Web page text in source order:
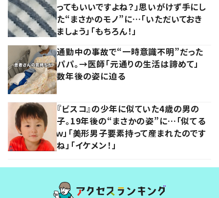
ってもいいですよね？」思いがけず手にし
た“まさかのモノ”に…「いただいておき
ましょう」「もちろん！」
通勤中の事故で“一時意識不明”だった
パパ。→医師「元通りの生活は諦めて」
数年後の姿に迫る
『ビスコ』の少年に似ていた4歳の男の
子。19年後の“まさかの姿”に…「似てる
ｗ」「美形男子要素持って産まれたのです
ね」「イケメン！」